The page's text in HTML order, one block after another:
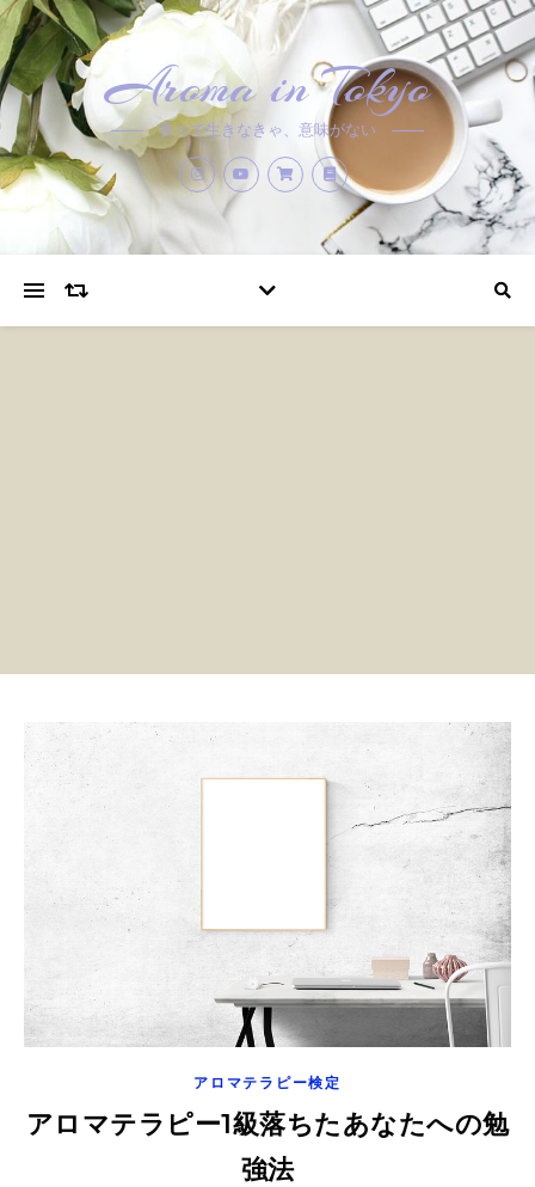
Aroma in Tokyo
香りで生きなきゃ、意味がない
アロマテラピー検定
アロマテラピー1級落ちたあなたへの勉
強法